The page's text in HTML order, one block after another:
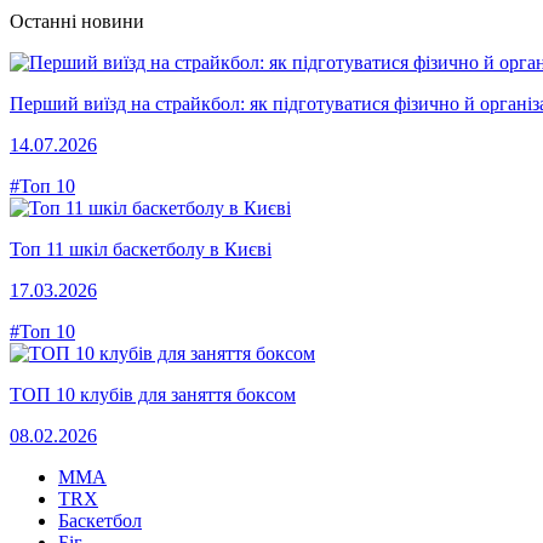
Останні новини
Перший виїзд на страйкбол: як підготуватися фізично й
14.07.2026
#Топ 10
Топ 11 шкіл баскетболу в Києві
17.03.2026
#Топ 10
ТОП 10 клубів для заняття боксом
08.02.2026
MMA
TRX
Баскетбол